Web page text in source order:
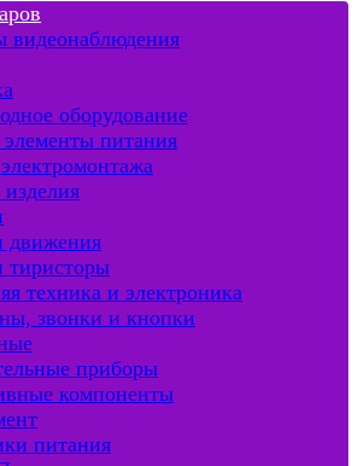
видеонаблюдения
оборудование
питания
движения
техника и электроника
звонки и кнопки
приборы
компоненты
питания